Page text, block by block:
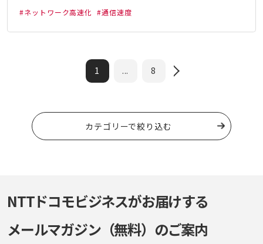
#ネットワーク高速化 #通信速度
1 ... 8
カテゴリーで絞り込む
NTTドコモビジネスがお届けする
メールマガジン（無料）のご案内